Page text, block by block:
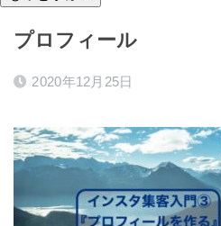
プロフィール
2020年12月25日